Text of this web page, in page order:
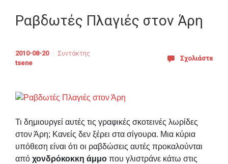
Ραβδωτές Πλαγιές στον Άρη
2010-08-20
Συντάκτης
tsene
Σχολιάστε
Τι δημιουργεί αυτές τις γραφικές σκοτεινές λωρίδες
στον Άρη; Κανείς δεν ξέρει στα σίγουρα. Μια κύρια
υπόθεση είναι ότι οι ραβδώσεις αυτές προκαλούνται
από χονδρόκοκκη άμμο που γλιστράνε κάτω στις